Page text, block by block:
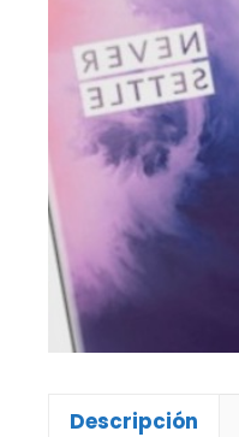
Descripción